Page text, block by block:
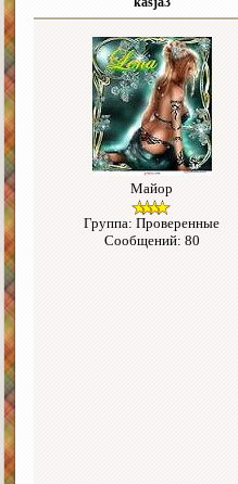
Майор
Группа: Проверенные
Сообщений: 80